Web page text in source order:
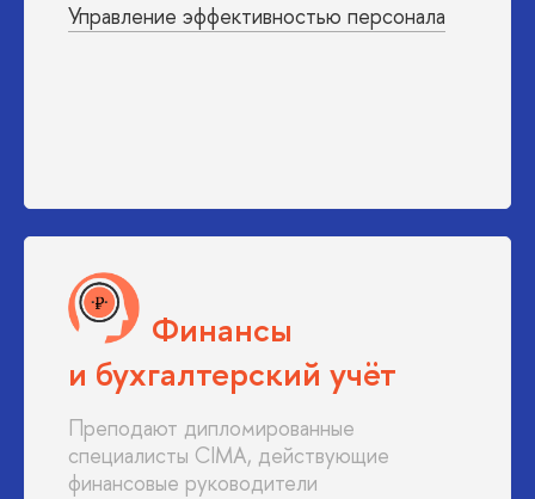
Управление эффективностью персонала
Финансы
и бухгалтерский учёт
Преподают дипломированные
специалисты CIMA, действующие
финансовые руководители